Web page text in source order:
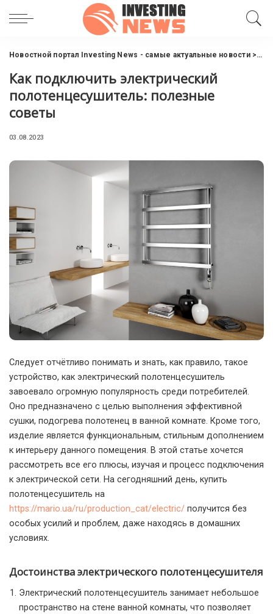
Новостной портал Investing News - самые актуальные новости>
Как подключить электрический
полотенцесушитель: полезные
советы
03.08.2023
Следует отчётливо понимать и знать, как правило, такое
устройство, как электрический полотенцесушитель
завоевало огромную популярность среди потребителей.
Оно предназначено с целью выполнения эффективной
сушки, подогрева полотенец в ванной комнате. Кроме того,
изделие является функциональным, стильным дополнением
к интерьеру данного помещения. В этой статье хочется
рассмотреть все его плюсы, изучая и процесс подключения
к электрической сети. На сегодняшний день, купить
полотенцесушитель на
https://mario.ua/ru/production_cat/electric/ получится без
особых усилий и проблем, даже находясь в домашних
условиях.
Достоинства электрического полотенцесушителя
Электрический полотенцесушитель занимает небольшое
пространство на стене ванной комнаты, что позволяет